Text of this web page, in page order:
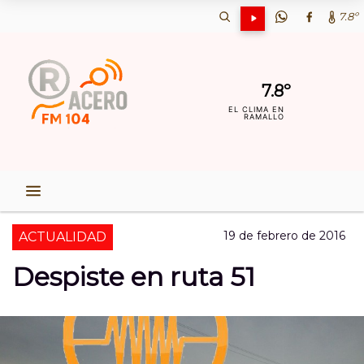
7.8º
7.8º
EL CLIMA EN
RAMALLO
ACTUALIDAD 19 de febrero de 2016
Despiste en ruta 51